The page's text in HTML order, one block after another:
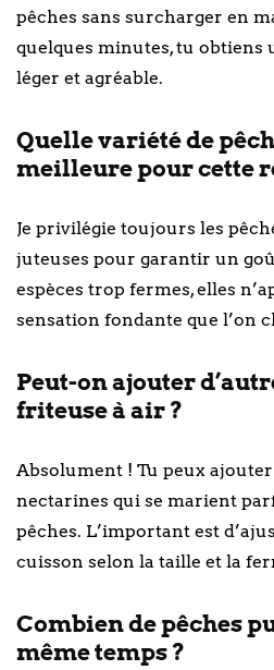
pêches sans surcharger en
quelques minutes, tu obtiens
léger et agréable.
Quelle variété de
meilleure pour cette
Je privilégie toujours les
juteuses pour garantir un
espèces trop fermes, elles
sensation fondante que l’on
Peut-on ajouter
friteuse à air ?
Absolument ! Tu peux
nectarines qui se marient
pêches. L’important est
cuisson selon la taille et la
Combien de pêches
même temps ?